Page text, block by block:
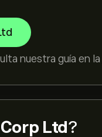
nuestra guía en la
Ltd?